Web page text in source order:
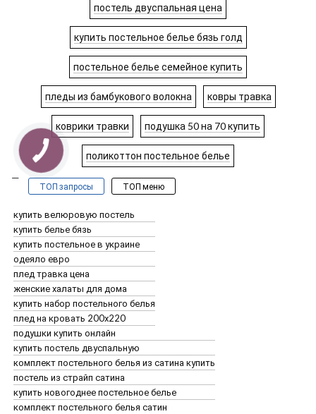
постель двуспальная цена
купить постельное белье бязь голд
постельное белье семейное купить
пледы из бамбукового волокна ковры травка
коврики травки подушка 50 на 70 купить
поликоттон постельное белье
ТОП запросы ТОП меню
купить велюровую постель
купить белье бязь
купить постельное в украине
одеяло евро
плед травка цена
женские халаты для дома
купить набор постельного белья
плед на кровать 200х220
подушки купить онлайн
купить постель двуспальную
комплект постельного белья из сатина купить
постель из страйп сатина
купить новогоднее постельное белье
комплект постельного белья сатин